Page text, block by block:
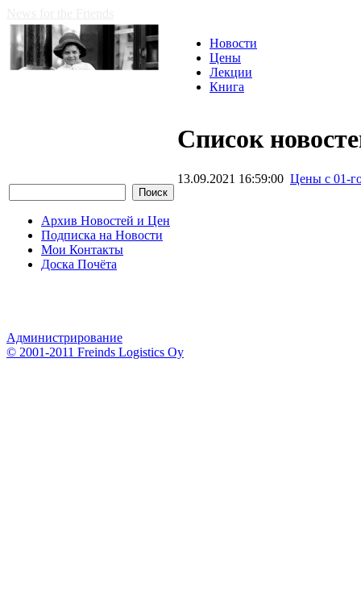
Архив Новостей и Цен
Подписка на Новости
Мои Контакты
Доска Почёта
Новости
Цены
Лекции
Книга
Список
13.09.2021 16:59:00 Цены с 01-
Администрирование
© 2001-2011 Freinds Logistics Oy